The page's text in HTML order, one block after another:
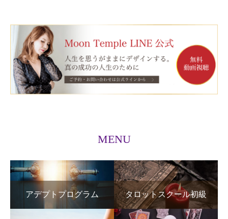
MENU
アデプトプログラム タロットスクール初級